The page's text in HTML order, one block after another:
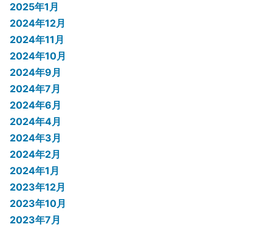
2025年1月
2024年12月
2024年11月
2024年10月
2024年9月
2024年7月
2024年6月
2024年4月
2024年3月
2024年2月
2024年1月
2023年12月
2023年10月
2023年7月